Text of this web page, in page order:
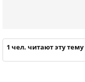
1 чел. читают эту